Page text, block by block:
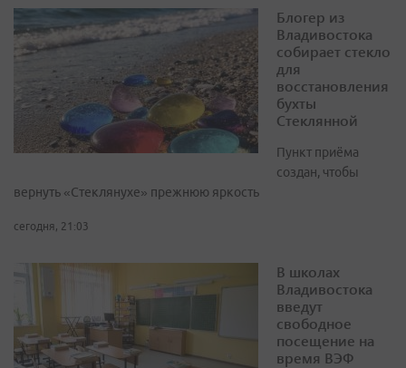
Блогер из
Владивостока
собирает стекло
для
восстановления
бухты
Стеклянной
Пункт приёма
создан, чтобы
вернуть «Стеклянухе» прежнюю яркость
сегодня, 21:03
В школах
Владивостока
введут
свободное
посещение на
время ВЭФ